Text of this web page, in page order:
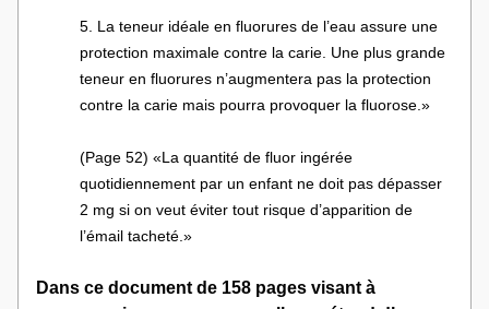
5. La teneur idéale en fluorures de l’eau assure une
protection maximale contre la carie. Une plus grande
teneur en fluorures n’augmentera pas la protection
contre la carie mais pourra provoquer la fluorose.»
(Page 52) «La quantité de fluor ingérée
quotidiennement par un enfant ne doit pas dépasser
2 mg si on veut éviter tout risque d’apparition de
l’émail tacheté.»
Dans ce document de 158 pages visant à